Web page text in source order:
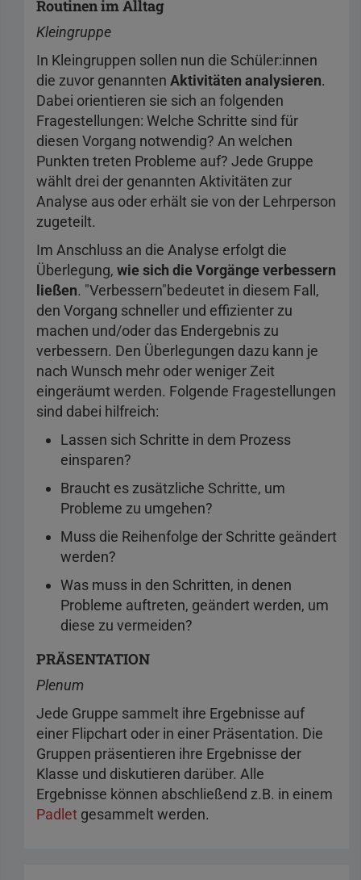
Routinen im Alltag
Kleingruppe
In Kleingruppen sollen nun die Schüler:innen
die zuvor genannten Aktivitäten analysieren.
Dabei orientieren sie sich an folgenden
Fragestellungen: Welche Schritte sind für
diesen Vorgang notwendig? An welchen
Punkten treten Probleme auf? Jede Gruppe
wählt drei der genannten Aktivitäten zur
Analyse aus oder erhält sie von der Lehrperson
zugeteilt.
Im Anschluss an die Analyse erfolgt die
Überlegung, wie sich die Vorgänge verbessern
ließen. "Verbessern"bedeutet in diesem Fall,
den Vorgang schneller und effizienter zu
machen und/oder das Endergebnis zu
verbessern. Den Überlegungen dazu kann je
nach Wunsch mehr oder weniger Zeit
eingeräumt werden. Folgende Fragestellungen
sind dabei hilfreich:
Lassen sich Schritte in dem Prozess
einsparen?
Braucht es zusätzliche Schritte, um
Probleme zu umgehen?
Muss die Reihenfolge der Schritte geändert
werden?
Was muss in den Schritten, in denen
Probleme auftreten, geändert werden, um
diese zu vermeiden?
PRÄSENTATION
Plenum
Jede Gruppe sammelt ihre Ergebnisse auf
einer Flipchart oder in einer Präsentation. Die
Gruppen präsentieren ihre Ergebnisse der
Klasse und diskutieren darüber. Alle
Ergebnisse können abschließend z.B. in einem
Padlet gesammelt werden.